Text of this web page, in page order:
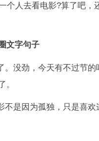
个人去看电影?算了吧，
文字句子
。没劲，今天有不过节的
。
不是因为孤独，只是喜欢